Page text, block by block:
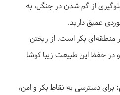
از گم شدن در جنگل، به
عمیق دارید.
منطقه‌ای بکر است. از ریختن
و در حفظ این طبیعت زیبا کوشا
برای دسترسی به نقاط بکر و امن،